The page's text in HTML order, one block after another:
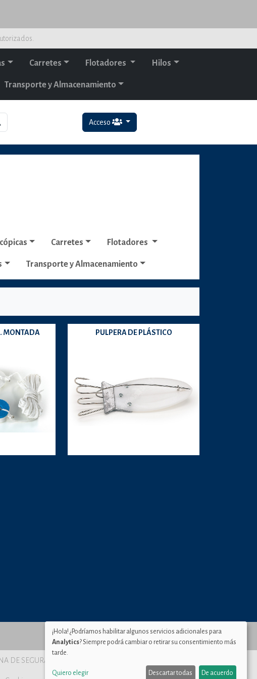
Carretes Flotadores Hilos
Transporte y Almacenamiento
Acceso
Carretes Flotadores
Transporte y Almacenamiento
MONTADA PULPERA DE PLÁSTICO
DE SEGURA Murcia
¡Hola! ¿Podríamos habilitar algunos servicios adicionales para
Analytics? Siempre podrá cambiar o retirar su consentimiento más
tarde.
Quiero elegir Descartar todas De acuerdo